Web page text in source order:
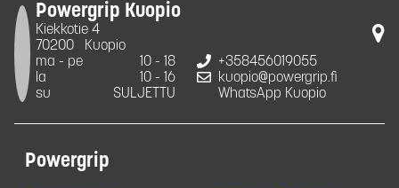
Powergrip Kuopio
Kiekkotie 4
70200
Kuopio
ma - pe
10 - 18
la
10 - 16
su
SULJETTU
+358456019055
kuopio@powergrip.fi
WhatsApp Kuopio
Powergrip